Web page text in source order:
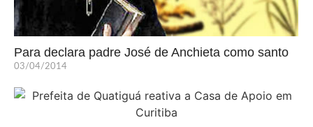
Para declara padre José de Anchieta como santo
03/04/2014